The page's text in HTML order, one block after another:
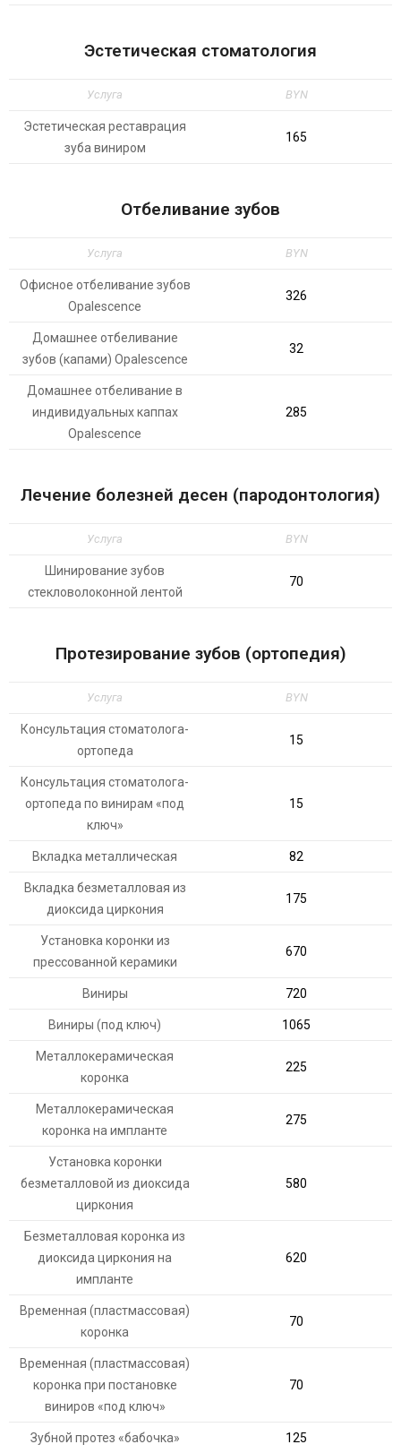
Эстетическая стоматология
Услуга BYN
Эстетическая реставрация
зуба виниром
165
Отбеливание зубов
Услуга BYN
Офисное отбеливание зубов
Opalescence
326
Домашнее отбеливание
зубов (капами) Opalescence
32
Домашнее отбеливание в
индивидуальных каппах
Opalescence
285
Лечение болезней десен (пародонтология)
Услуга BYN
Шинирование зубов
стекловолоконной лентой
70
Протезирование зубов (ортопедия)
Услуга BYN
Консультация стоматолога-
ортопеда
15
Консультация стоматолога-
ортопеда по винирам «под
ключ»
15
Вкладка металлическая 82
Вкладка безметалловая из
диоксида циркония
175
Установка коронки из
прессованной керамики
670
Виниры 720
Виниры (под ключ) 1065
Металлокерамическая
коронка
225
Металлокерамическая
коронка на импланте
275
Установка коронки
безметалловой из диоксида
циркония
580
Безметалловая коронка из
диоксида циркония на
импланте
620
Временная (пластмассовая)
коронка
70
Временная (пластмассовая)
коронка при постановке
виниров «под ключ»
70
Зубной протез «бабочка» 125